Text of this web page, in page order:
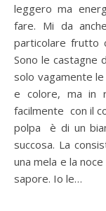
leggero ma
fare. Mi da
particolare frutto
Sono le castagne
solo vagamente
e colore, ma in
facilmente con il
polpa è di un
succosa. La
una mela e la
sapore. Io le…